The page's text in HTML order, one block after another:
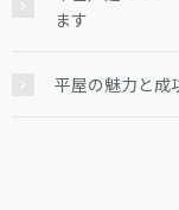
ます
平屋の魅力と成